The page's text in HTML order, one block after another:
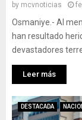
by mcvnoticias
Osmaniye.- Al
han resultado
devastadores
Leer más
DESTACADA